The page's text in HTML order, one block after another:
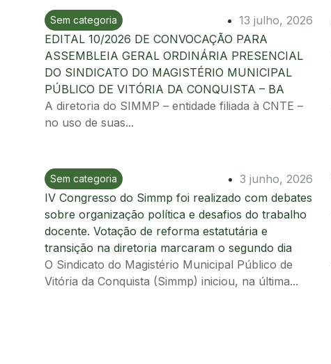
Ir para postagem
Sem categoria
13 julho, 2026
EDITAL 10/2026 DE CONVOCAÇÃO PARA
ASSEMBLEIA GERAL ORDINÁRIA PRESENCIAL
DO SINDICATO DO MAGISTÉRIO MUNICIPAL
PÚBLICO DE VITÓRIA DA CONQUISTA – BA
A diretoria do SIMMP – entidade filiada à CNTE –
no uso de suas...
Ir para postagem
Sem categoria
3 junho, 2026
IV Congresso do Simmp foi realizado com debates
sobre organização política e desafios do trabalho
docente. Votação de reforma estatutária e
transição na diretoria marcaram o segundo dia
O Sindicato do Magistério Municipal Público de
Vitória da Conquista (Simmp) iniciou, na última...